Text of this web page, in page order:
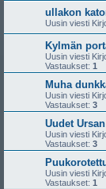
ullakon
Uusin viesti
Kylmän
Uusin viesti
Vastaukset: 1
Muha
Uusin viesti
Vastaukset: 3
Uudet
Uusin viesti
Vastaukset: 3
Uusin viesti
Vastaukset: 1